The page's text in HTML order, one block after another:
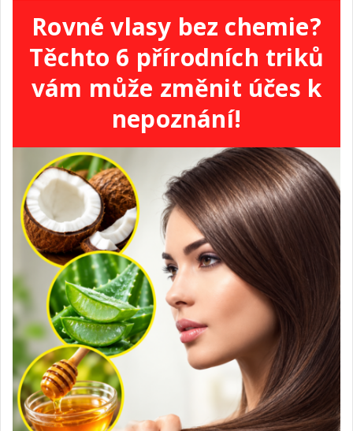
Rovné vlasy bez chemie?
Těchto 6 přírodních triků
vám může změnit účes k
nepoznání!